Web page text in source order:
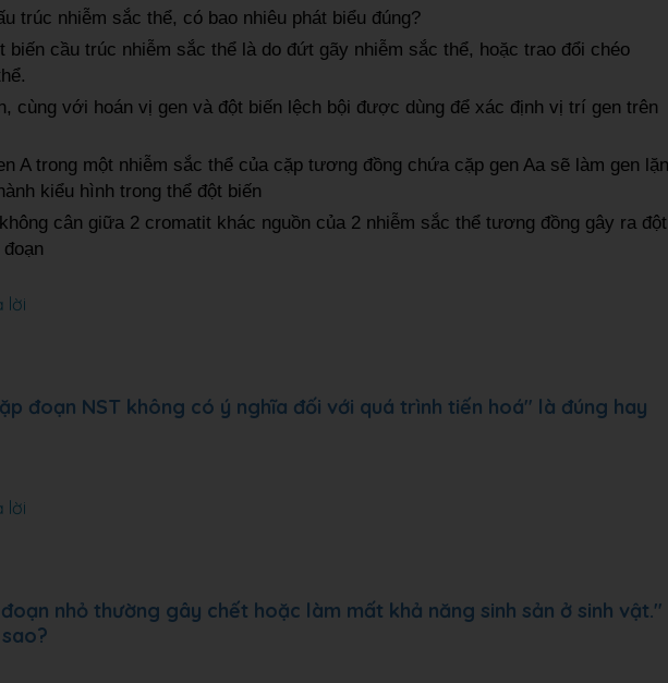
trúc nhiễm sắc thể, có bao nhiêu phát biểu đúng?
biến cầu trúc nhiễm sắc thể là do đứt gãy nhiễm sắc thể, hoặc trao đổi chéo
cùng với hoán vị gen và đột biến lệch bội được dùng để xác định vị trí gen trên
A trong một nhiễm sắc thể của cặp tương đồng chứa cặp gen Aa sẽ làm gen lặn
kiểu hình trong thể đột biến
cân giữa 2 cromatit khác nguồn của 2 nhiễm sắc thể tương đồng gây ra đột
lời
đoạn NST không có ý nghĩa đối với quá trình tiến hoá" là đúng hay
lời
nhỏ thường gây chết hoặc làm mất khả năng sinh sản ở sinh vật."